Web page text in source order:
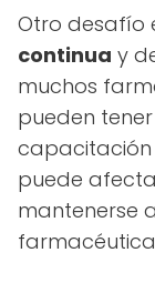
Otro desafío
continua y
muchos
pueden
capacitación
puede
mantenerse